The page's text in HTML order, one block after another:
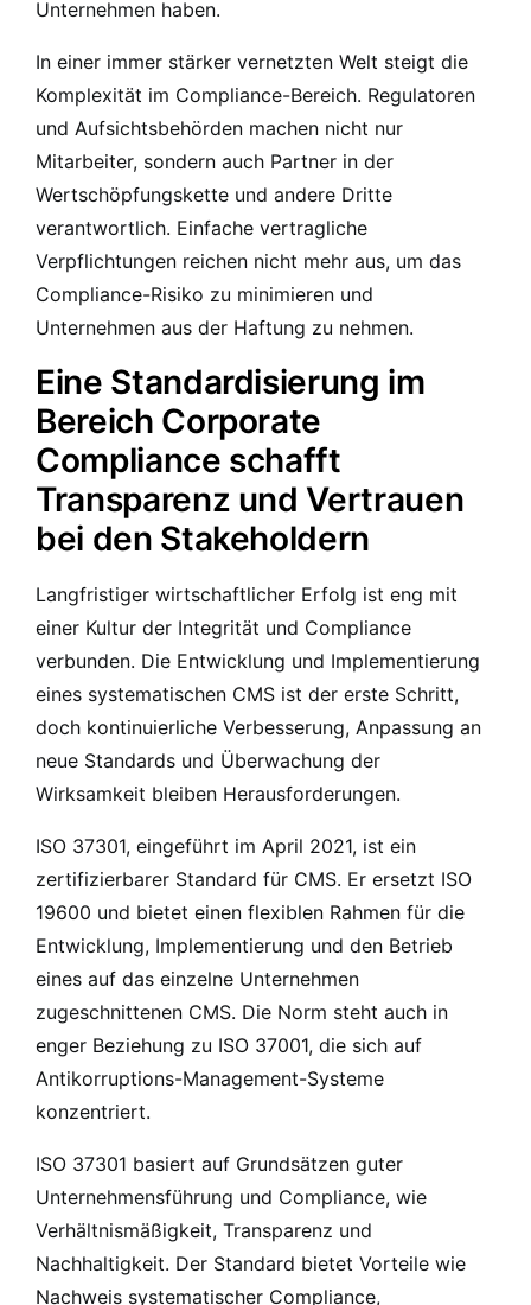
Unternehmen haben.
In einer immer stärker vernetzten Welt steigt die
Komplexität im Compliance-Bereich. Regulatoren
und Aufsichtsbehörden machen nicht nur
Mitarbeiter, sondern auch Partner in der
Wertschöpfungskette und andere Dritte
verantwortlich. Einfache vertragliche
Verpflichtungen reichen nicht mehr aus, um das
Compliance-Risiko zu minimieren und
Unternehmen aus der Haftung zu nehmen.
Eine Standardisierung im
Bereich Corporate
Compliance schafft
Transparenz und Vertrauen
bei den Stakeholdern
Langfristiger wirtschaftlicher Erfolg ist eng mit
einer Kultur der Integrität und Compliance
verbunden. Die Entwicklung und Implementierung
eines systematischen CMS ist der erste Schritt,
doch kontinuierliche Verbesserung, Anpassung an
neue Standards und Überwachung der
Wirksamkeit bleiben Herausforderungen.
ISO 37301, eingeführt im April 2021, ist ein
zertifizierbarer Standard für CMS. Er ersetzt ISO
19600 und bietet einen flexiblen Rahmen für die
Entwicklung, Implementierung und den Betrieb
eines auf das einzelne Unternehmen
zugeschnittenen CMS. Die Norm steht auch in
enger Beziehung zu ISO 37001, die sich auf
Antikorruptions-Management-Systeme
konzentriert.
ISO 37301 basiert auf Grundsätzen guter
Unternehmensführung und Compliance, wie
Verhältnismäßigkeit, Transparenz und
Nachhaltigkeit. Der Standard bietet Vorteile wie
Nachweis systematischer Compliance,